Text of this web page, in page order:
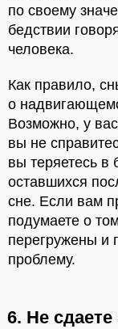
по своему
бедствии
человека.
Как правило,
о
Возможно, у
вы не
вы теряетесь в
оставшихся
сне. Если вам
подумаете о
перегружены и
проблему.
6. Не